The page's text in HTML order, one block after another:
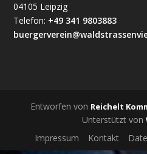
04105 Leipzig
Telefon: +49 341 9803883
Entworfen von Reichelt
Unterstützt von
Impressum Kontakt